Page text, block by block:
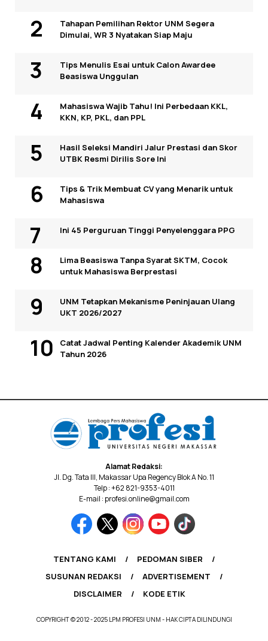
Tahapan Pemilihan Rektor UNM Segera
Dimulai, WR 3 Nyatakan Siap Maju
Tips Menulis Esai untuk Calon Awardee
Beasiswa Unggulan
Mahasiswa Wajib Tahu! Ini Perbedaan KKL,
KKN, KP, PKL, dan PPL
Hasil Seleksi Mandiri Jalur Prestasi dan Skor
UTBK Resmi Dirilis Sore Ini
Tips & Trik Membuat CV yang Menarik untuk
Mahasiswa
Ini 45 Perguruan Tinggi Penyelenggara PPG
Lima Beasiswa Tanpa Syarat SKTM, Cocok
untuk Mahasiswa Berprestasi
UNM Tetapkan Mekanisme Peninjauan Ulang
UKT 2026/2027
Catat Jadwal Penting Kalender Akademik UNM
Tahun 2026
Alamat Redaksi:
Jl. Dg. Tata III, Makassar Upa Regency Blok A No. 11
Telp : +62 821-9353-4011
E-mail : profesi.online@gmail.com
TENTANG KAMI
PEDOMAN SIBER
SUSUNAN REDAKSI
ADVERTISEMENT
DISCLAIMER
KODE ETIK
COPYRIGHT © 2012 - 2025 LPM PROFESI UNM - HAK CIPTA DILINDUNGI